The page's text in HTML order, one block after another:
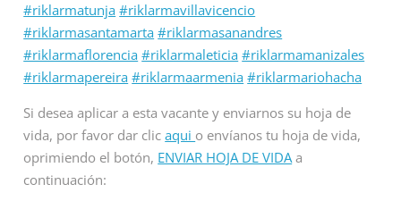
#riklarmatunja #riklarmavillavicencio
#riklarmasantamarta #riklarmasanandres
#riklarmaflorencia #riklarmaleticia #riklarmamanizales
#riklarmapereira #riklarmaarmenia #riklarmariohacha
Si desea aplicar a esta vacante y enviarnos su hoja de
vida, por favor dar clicaqui o envíanos tu hoja de vida,
oprimiendo el botón, ENVIAR HOJA DE VIDAa
continuación: